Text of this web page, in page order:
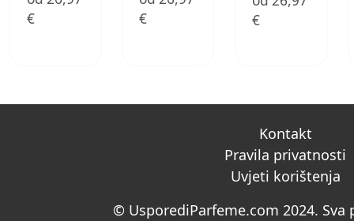
€
€
€
Kontakt
Pravila privatnosti
Uvjeti korištenja
© UsporediParfeme.com 2024. Sva